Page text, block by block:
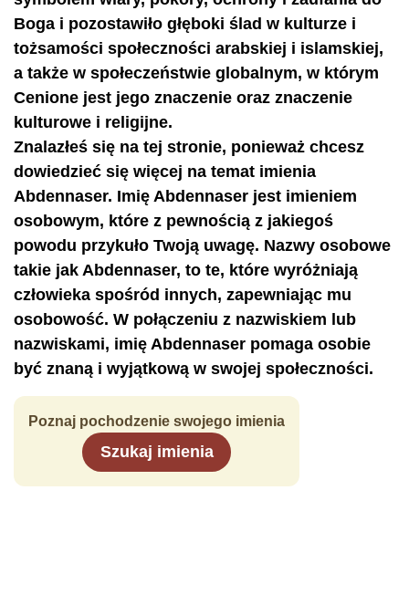
Boga i pozostawiło głęboki ślad w kulturze i
tożsamości społeczności arabskiej i islamskiej,
a także w społeczeństwie globalnym, w którym
Cenione jest jego znaczenie oraz znaczenie
kulturowe i religijne.
Znalazłeś się na tej stronie, ponieważ chcesz
dowiedzieć się więcej na temat imienia
Abdennaser. Imię Abdennaser jest imieniem
osobowym, które z pewnością z jakiegoś
powodu przykuło Twoją uwagę. Nazwy osobowe
takie jak Abdennaser, to te, które wyróżniają
człowieka spośród innych, zapewniając mu
osobowość. W połączeniu z nazwiskiem lub
nazwiskami, imię Abdennaser pomaga osobie
być znaną i wyjątkową w swojej społeczności.
Poznaj pochodzenie swojego imienia
Szukaj imienia